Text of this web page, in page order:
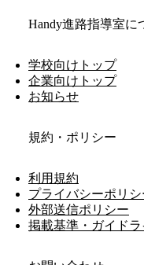
Handy進路指導室に
学校向けトップ
企業向けトップ
お知らせ
規約・ポリシー
利用規約
プライバシーポリシ
外部送信ポリシー
掲載基準・ガイドラ